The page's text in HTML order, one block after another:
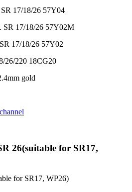
17/18/26 57Y04
SR 17/18/26 57Y02M
17/18/26 57Y02
26/220 18CG20
gold
26(suitable for SR17,